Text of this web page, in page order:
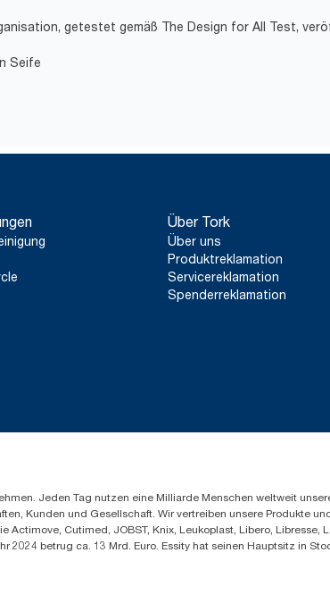
getestet gemäß The Design for All Test,
Seife
Über Tork
Über uns
Produktreklamation
Servicereklamation
Spenderreklamation
Jeden Tag nutzen eine Milliarde Menschen weltweit
Kunden und Gesellschaft. Wir vertreiben unsere Produkte
Cutimed, JOBST, Knix, Leukoplast, Libero, Libresse,
betrug ca. 13 Mrd. Euro. Essity hat seinen Hauptsitz in